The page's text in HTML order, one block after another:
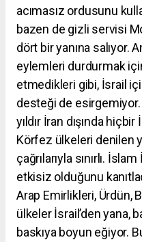
acımasız ordusunu
bazen de gizli servisi
dört bir yanına salıyor.
eylemleri durdurmak
etmedikleri gibi, İsrail
desteği de
yıldır İran dışında
Körfez ülkeleri denilen
çağrılarıyla sınırlı.
etkisiz olduğunu
Arap Emirlikleri, Ürdün,
ülkeler İsrail’den yana,
baskıya boyun eğiyor.